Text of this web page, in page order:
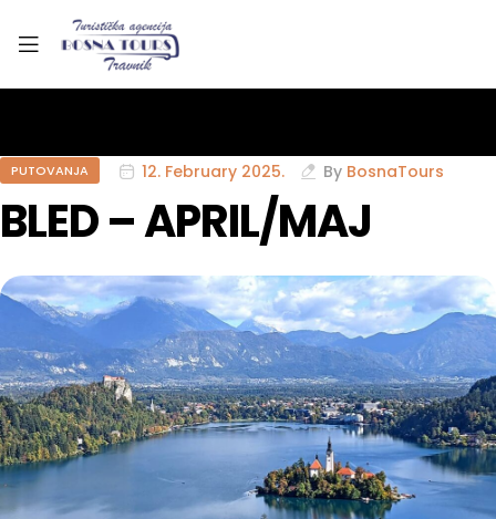
PUTOVANJA 12. February 2025. By BosnaTours
BLED – APRIL/MAJ